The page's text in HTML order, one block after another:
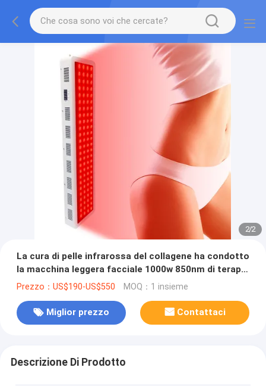
2/2
La cura di pelle infrarossa del collagene ha condotto
la macchina leggera facciale 1000w 850nm di terapia
con luce rossa
Prezzo：US$190-US$550 MOQ：1 insieme
Miglior prezzo Contattaci
Descrizione Di Prodotto